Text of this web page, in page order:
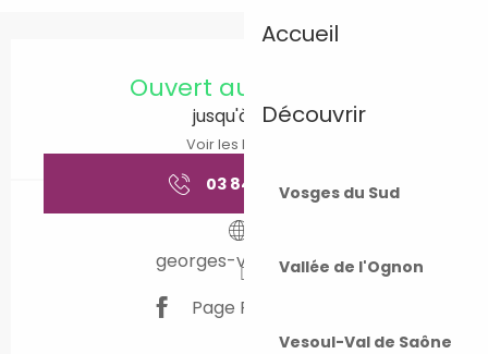
Accueil
Découvrir
Vosges du Sud
Vallée de l'Ognon
Vesoul-Val de Saône
Ouvert aujourd'hui
jusqu'à 15:00
Voir les horaires
03 84 75 61
georges-vesoul.com
Page Facebook